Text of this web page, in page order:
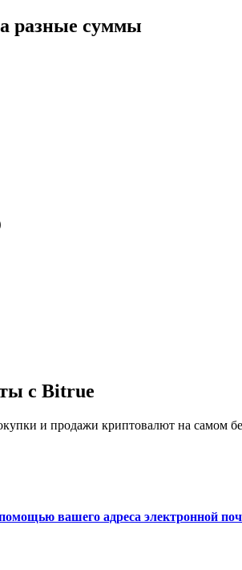
в качестве обеспечения
и комиссиями за копи-трейдинг
разные суммы
с Bitrue
и продажи криптовалют на самом
вашего адреса электронной